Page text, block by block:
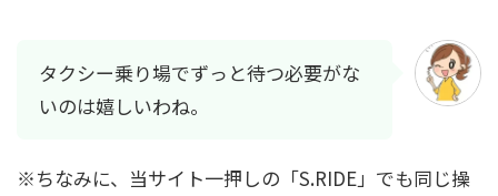
タクシー乗り場でずっと待つ必要がな
いのは嬉しいわね。
※ちなみに、当サイト一押しの「S.RIDE」でも同じ操